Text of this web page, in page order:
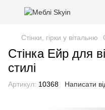
Стінки, гірки у вітальню
Стінка Ейр для
стилі
Артикул: 10368 Написати